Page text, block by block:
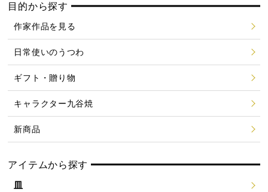
目的から探す
作家作品を見る
日常使いのうつわ
ギフト・贈り物
キャラクター九谷焼
新商品
アイテムから探す
皿